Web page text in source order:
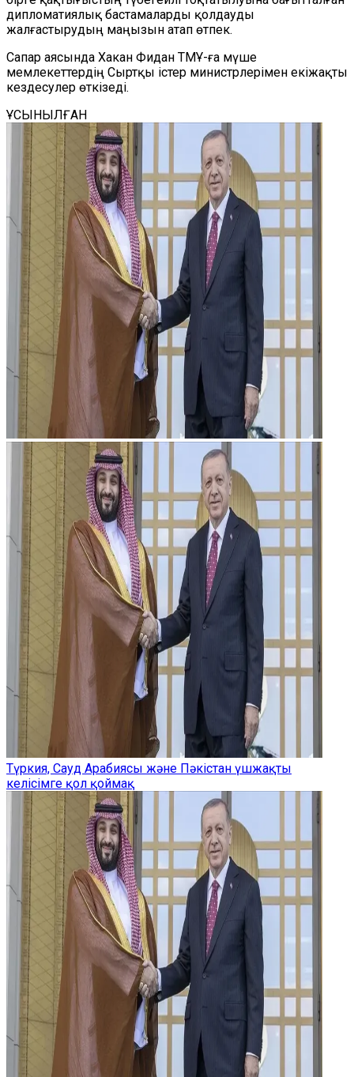
дипломатиялық бастамаларды қолдауды
жалғастырудың маңызын атап өтпек.
Сапар аясында Хакан Фидан ТМҰ-ға мүше
мемлекеттердің Сыртқы істер министрлерімен екіжақты
кездесулер өткізеді.
ҰСЫНЫЛҒАН
Түркия, Сауд Арабиясы және Пәкістан үшжақты
келісімге қол қоймақ